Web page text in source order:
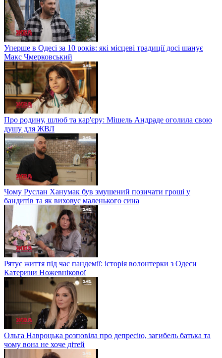
Уперше в Одесі за 10 років: які місцеві традиції досі шанує
Макс Чмерковський
Про родину, шлюб та кар'єру: Мішель Андраде оголила свою
душу для ЖВЛ
Чому Руслан Ханумак був змушений позичати гроші у
бандитів та як виховує маленького сина
Рятує життя під час пандемії: історія волонтерки з Одеси
Катерини Ножевнікової
Ольга Навроцька розповіла про депресію, загибель батька та
чому вона не хоче дітей